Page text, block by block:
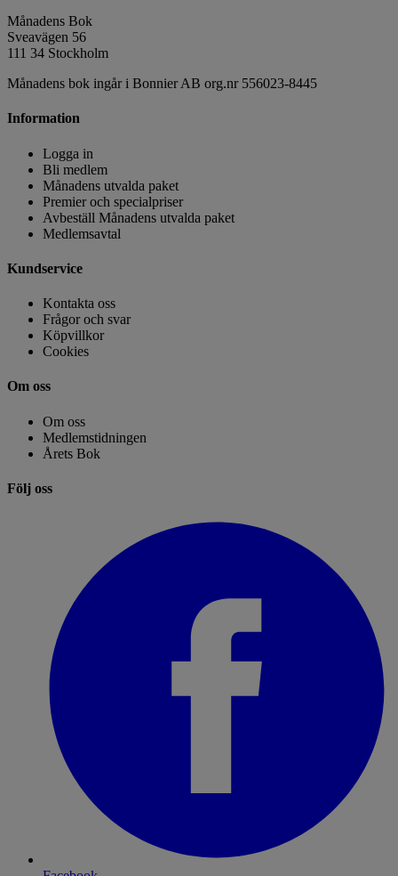
Månadens Bok
Sveavägen 56
111 34 Stockholm
Månadens bok ingår i Bonnier AB org.nr 556023-8445
Information
Logga in
Bli medlem
Månadens utvalda paket
Premier och specialpriser
Avbeställ Månadens utvalda paket
Medlemsavtal
Kundservice
Kontakta oss
Frågor och svar
Köpvillkor
Cookies
Om oss
Om oss
Medlemstidningen
Årets Bok
Följ oss